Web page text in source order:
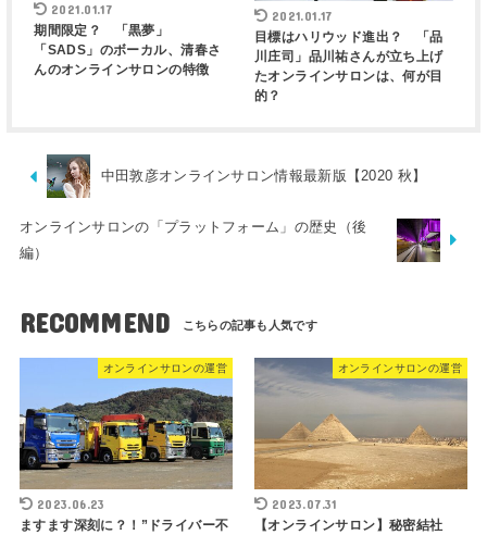
2021.01.17
期間限定？ 「黒夢」
「SADS」のボーカル、清春さ
んのオンラインサロンの特徴
2021.01.17
目標はハリウッド進出？ 「品
川庄司」品川祐さんが立ち上げ
たオンラインサロンは、何が目
的？
中田敦彦オンラインサロン情報最新版【2020 秋】
オンラインサロンの「プラットフォーム」の歴史（後
編）
RECOMMEND
オンラインサロンの運営
2023.06.23
ますます深刻に？！”ドライバー不
オンラインサロンの運営
2023.07.31
【オンラインサロン】秘密結社